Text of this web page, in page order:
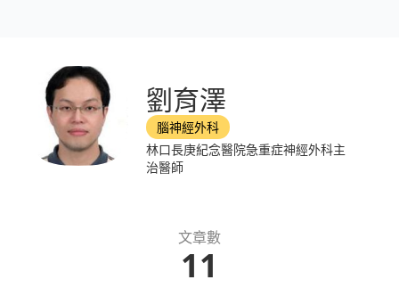
劉育澤
腦神經外科
林口長庚紀念醫院急重症神經外科主
治醫師
文章數
11